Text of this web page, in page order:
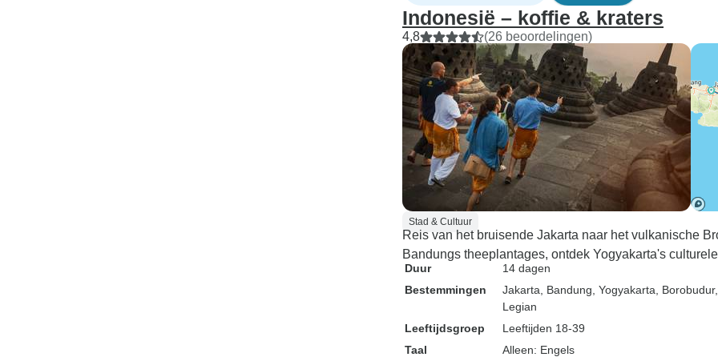
laarzen moet
hebben geen
Als je een man
schoenmaat 11
zullen ze geen
hebben die je
het eind van
verrast. De tour
r/t vervoer vanaf
vliegveld, dat
van de stad
taxi en
Ook zou ik, als
om te upgraden
Indonesië – koffie & kraters
4,8 (26 beoordelingen)
Stad & Cultuur
Reis van het bruisende Jakarta naar het vulkanische
Bandungs theeplantages, ontdek Yogyakarta's
Duur
14 dagen
Bestemmingen
Jakarta , Bandung , Yogyakarta , Borobudur
Legian
Leeftijdsgroep
Leeftijden 18-39
Taal
Alleen: Engels